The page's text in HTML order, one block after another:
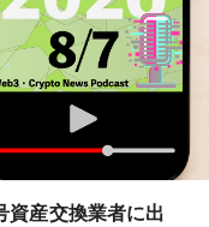
資産交換業者に出